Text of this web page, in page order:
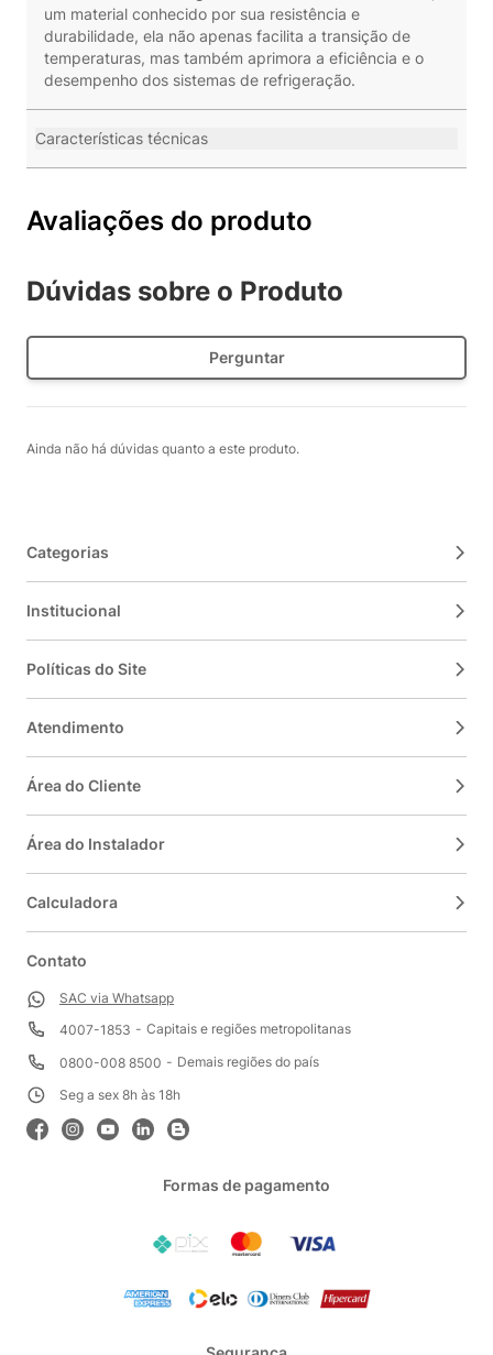
um material conhecido por sua resistência e
durabilidade, ela não apenas facilita a transição de
temperaturas, mas também aprimora a eficiência e o
desempenho dos sistemas de refrigeração.
Características técnicas
Avaliações do produto
Dúvidas sobre o Produto
Perguntar
Ainda não há dúvidas quanto a este produto.
Categorias
Institucional
Políticas do Site
Atendimento
Área do Cliente
Área do Instalador
Calculadora
Contato
SAC via Whatsapp
4007-1853
Capitais e regiões metropolitanas
0800-008 8500
Demais regiões do país
Seg a sex 8h às 18h
Formas de pagamento